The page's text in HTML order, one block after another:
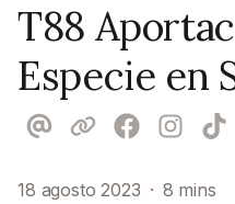
T88
Especie en
18 agosto 2023 · 8 mins